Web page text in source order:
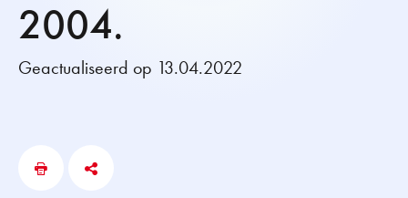
2004.
Geactualiseerd op 13.04.2022